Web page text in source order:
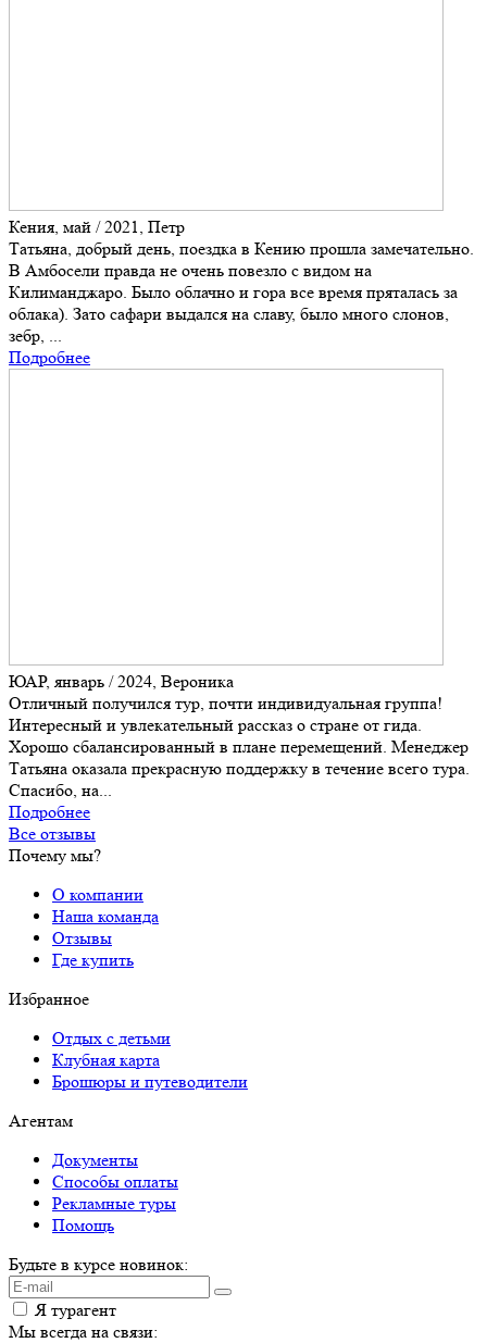
Кения, май / 2021, Петр
Татьяна, добрый день, поездка в Кению прошла замечательно.
В Амбосели правда не очень повезло с видом на
Килиманджаро. Было облачно и гора все время пряталась за
облака). Зато сафари выдался на славу, было много слонов,
зебр, ...
Подробнее
ЮАР, январь / 2024, Вероника
Отличный получился тур, почти индивидуальная группа!
Интересный и увлекательный рассказ о стране от гида.
Хорошо сбалансированный в плане перемещений. Менеджер
Татьяна оказала прекрасную поддержку в течение всего тура.
Спасибо, на...
Подробнее
Все отзывы
Почему мы?
О компании
Наша команда
Отзывы
Где купить
Избранное
Отдых с детьми
Клубная карта
Брошюры и путеводители
Агентам
Документы
Способы оплаты
Рекламные туры
Помощь
Будьте в курсе новинок:
Я турагент
Мы всегда на связи: